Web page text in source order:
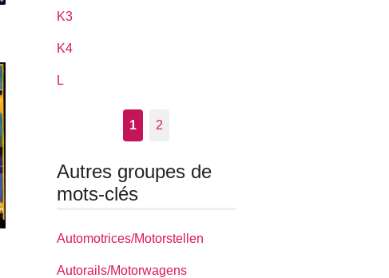
K3
K4
L
1 2
Autres groupes de
mots-clés
Automotrices/Motorstellen
Autorails/Motorwagens